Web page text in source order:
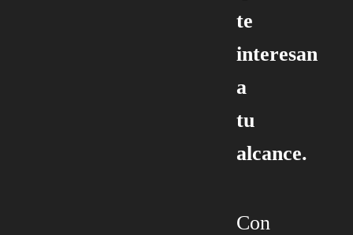
te
interesan
a
tu
alcance.
Con